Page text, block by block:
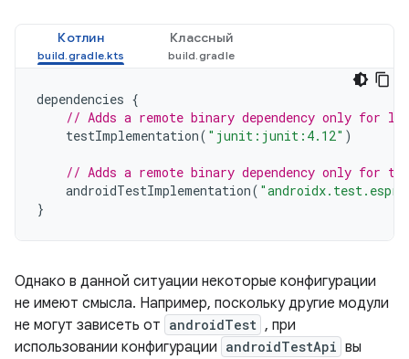
Котлин Классный
dependencies {
// Adds a remote binary dependency only for
testImplementation( "junit:junit:4.12" )
// Adds a remote binary dependency only for
androidTestImplementation(
}
Однако в данной ситуации некоторые конфигурации
не имеют смысла. Например, поскольку другие модули
не могут зависеть от androidTest , при
использовании конфигурации androidTestApi вы